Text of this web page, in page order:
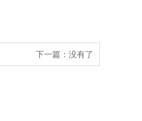
下一篇：没有了